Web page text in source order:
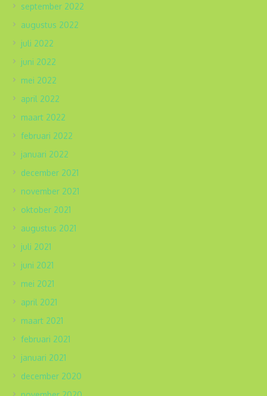
september 2022
augustus 2022
juli 2022
juni 2022
mei 2022
april 2022
maart 2022
februari 2022
januari 2022
december 2021
november 2021
oktober 2021
augustus 2021
juli 2021
juni 2021
mei 2021
april 2021
maart 2021
februari 2021
januari 2021
december 2020